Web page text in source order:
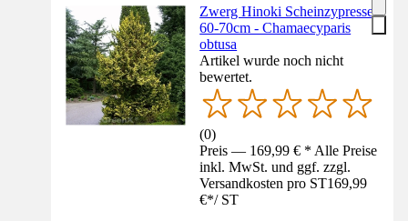
Zwerg Hinoki Scheinzypresse
60-70cm - Chamaecyparis
obtusa
Artikel wurde noch nicht
bewertet.
(0)
Preis — 169,99 € * Alle Preise
inkl. MwSt. und ggf. zzgl.
Versandkosten pro ST169,99
€*/ ST